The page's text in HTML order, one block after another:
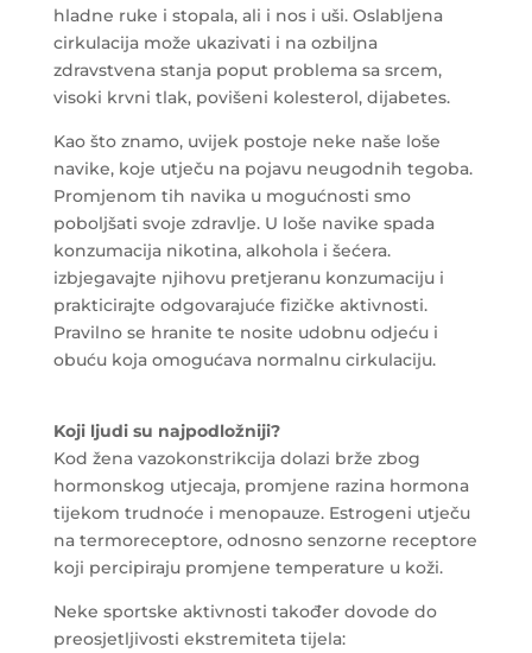
hladne ruke i stopala, ali i nos i uši. Oslabljena
cirkulacija može ukazivati i na ozbiljna
zdravstvena stanja poput problema sa srcem,
visoki krvni tlak, povišeni kolesterol, dijabetes.
Kao što znamo, uvijek postoje neke naše loše
navike, koje utječu na pojavu neugodnih tegoba.
Promjenom tih navika u mogućnosti smo
poboljšati svoje zdravlje. U loše navike spada
konzumacija nikotina, alkohola i šećera.
izbjegavajte njihovu pretjeranu konzumaciju i
prakticirajte odgovarajuće fizičke aktivnosti.
Pravilno se hranite te nosite udobnu odjeću i
obuću koja omogućava normalnu cirkulaciju.
Koji ljudi su najpodložniji?
Kod žena vazokonstrikcija dolazi brže zbog
hormonskog utjecaja, promjene razina hormona
tijekom trudnoće i menopauze. Estrogeni utječu
na termoreceptore, odnosno senzorne receptore
koji percipiraju promjene temperature u koži.
Neke sportske aktivnosti također dovode do
preosjetljivosti ekstremiteta tijela: